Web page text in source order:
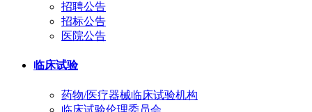
招聘公告
招标公告
医院公告
临床试验
药物/医疗器械临床试验机构
临床试验伦理委员会